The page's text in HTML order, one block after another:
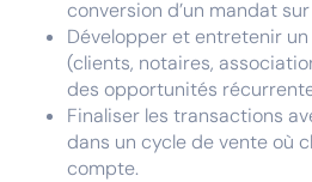
conversion d’un mandat
Développer et entretenir
(clients, notaires,
des opportunités
Finaliser les transactions
dans un cycle de vente où
compte.